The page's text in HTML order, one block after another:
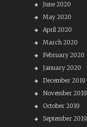
June 2020
May 2020
April 2020
March 2020
February 2020
January 2020
December 2019
November 2019
October 2019
September 2019